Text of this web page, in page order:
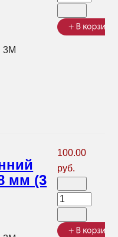
3М
мм (3
100.00
руб.